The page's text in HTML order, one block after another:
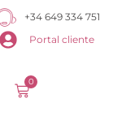
+34 649 334 751
Portal cliente
0
Carrito